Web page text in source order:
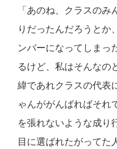
「あのね、クラスの
りだったんだろうとか
ンバーになってしまっ
るけど、私はそんなの
緯であれクラスの代表
ゃんががんばればそれ
を張れないような成り
目に選ばれたがってた